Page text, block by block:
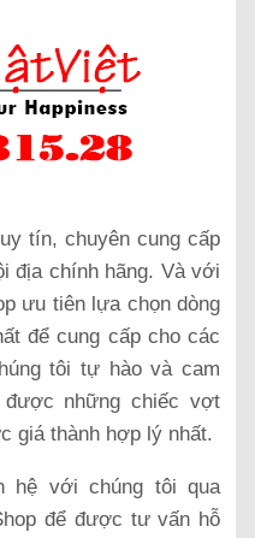
tín, chuyên cung cấp
địa chính hãng. Và với
ưu tiên lựa chọn dòng
để cung cấp cho các
tôi tự hào và cam
những chiếc vợt
giá thành hợp lý nhất.
hệ với chúng tôi qua
để được tư vấn hỗ